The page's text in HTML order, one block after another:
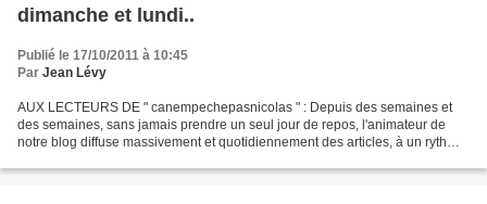
dimanche et lundi..
Publié le 17/10/2011 à 10:45
Par Jean Lévy
AUX LECTEURS DE " canempechepasnicolas " : Depuis des semaines et
des semaines, sans jamais prendre un seul jour de repos, l'animateur de
notre blog diffuse massivement et quotidiennement des articles, à un rythme